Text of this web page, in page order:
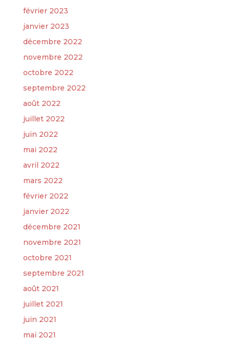
février 2023
janvier 2023
décembre 2022
novembre 2022
octobre 2022
septembre 2022
août 2022
juillet 2022
juin 2022
mai 2022
avril 2022
mars 2022
février 2022
janvier 2022
décembre 2021
novembre 2021
octobre 2021
septembre 2021
août 2021
juillet 2021
juin 2021
mai 2021